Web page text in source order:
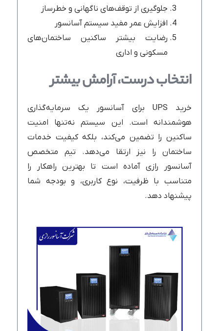
جلوگیری از توقف‌های ناگهانی و خطرساز
افزایش عمر مفید سیستم آسانسور
رضایت بیشتر ساکنین ساختمان‌های
مسکونی و اداری
انتخاب درست، آرامش بیشتر
خرید UPS برای آسانسور یک سرمایه‌گذاری
هوشمندانه است. این سیستم نه‌تنها امنیت
ساکنین را تضمین می‌کند، بلکه کیفیت خدمات
ساختمان را نیز ارتقا می‌دهد. تیم متخصص
آسانسور رازی آماده است تا بهترین راهکار را
متناسب با ظرفیت، نوع کاربری، و بودجه شما
پیشنهاد دهد.